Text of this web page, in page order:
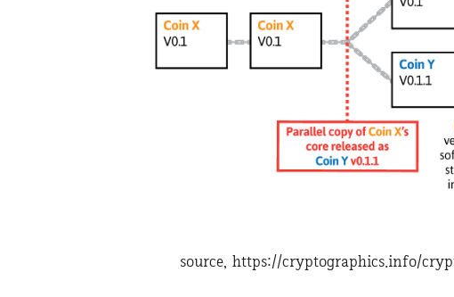
source, https://cryptographics.info/